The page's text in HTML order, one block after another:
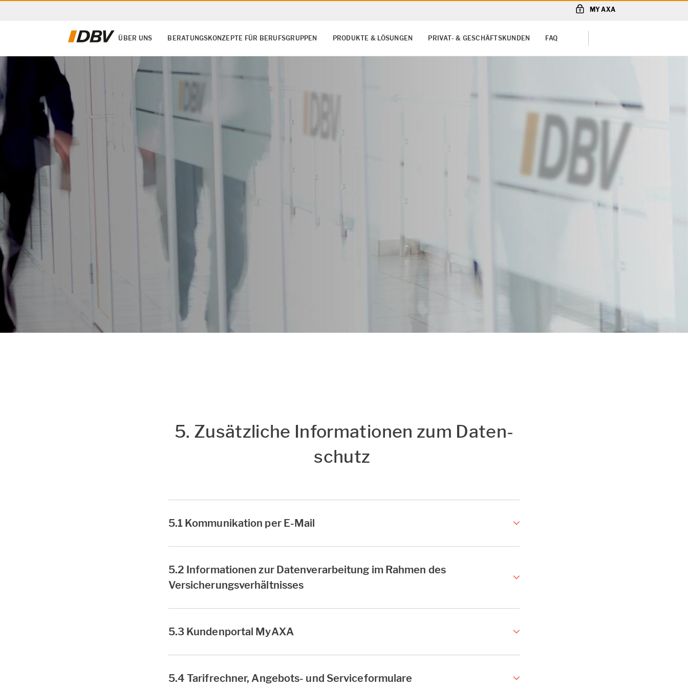
MY AXA
ÜBER UNS BERATUNGSKONZEPTE FÜR BERUFSGRUPPEN PRODUKTE & LÖSUNGEN PRIVAT- & GESCHÄFTSKUNDEN FAQ
5. Zu­sätz­li­che In­for­ma­tio­nen zum Da­ten­
schutz ​
5.1 Kommunikation per E-Mail
5.2 Informationen zur Datenverarbeitung im Rahmen des
Versicherungsverhältnisses
5.3 Kundenportal MyAXA
5.4 Tarifrechner, Angebots- und Serviceformulare